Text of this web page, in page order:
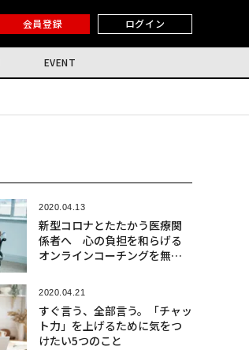
会員登録 ログイン
EVENT
2020.04.13
新型コロナとたたかう医療関
係者へ 心の負担を和らげる
オンラインコーチングを無償
2020.04.21
すぐ言う、全部言う。「チャッ
ト力」を上げるために気をつ
けたい5つのこと